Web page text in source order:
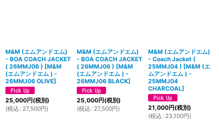
M&M (エムアンドエム)
- BOA COACH JACKET
( 26MMJ06 ) [M&M
(エムアンドエム ) -
26MMJ06 OLIVE]
25,000円(税別)
(税込 : 27,500円)
M&M (エムアンドエム)
- BOA COACH JACKET
( 26MMJ06 ) [M&M
(エムアンドエム ) -
26MMJ06 BLACK]
25,000円(税別)
(税込 : 27,500円)
M&M (エムアンドエム)
- Coach Jacket (
25MMJ04 ) [M&M (エ
ムアンドエム ) -
25MMJ04
CHARCOAL]
21,000円(税別)
(税込 : 23,100円)